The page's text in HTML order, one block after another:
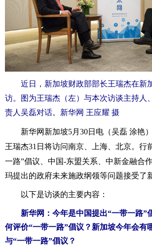
图片 视频
旅游 健康 信息化
金融 公益 军事
富媒体 摄影
近日，新加坡财政部部长王瑞杰在新
访。图为王瑞杰（左）与本次访谈主持人
责人吴磊对话。新华网 王应耀 摄
新华网新加坡5月30日电（吴磊 涂艳
王瑞杰31日将访问南京、上海、北京。行
一路”倡议、中国-东盟关系、中新金融合
玛提出的政府未来施政纲领等问题接受了
以下是访谈的主要内容：
新华网：今年是中国提出“一带一路”
何评价“一带一路”倡议？新加坡今年会有
与“一带一路”倡议？